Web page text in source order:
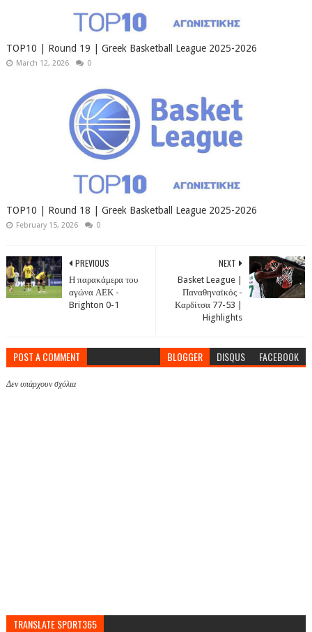
TOP10 | Round 19 | Greek Basketball League 2025-2026
March 12, 2026 0
TOP10 | Round 18 | Greek Basketball League 2025-2026
February 15, 2026 0
NEXT
Basket League |
Παναθηναϊκός -
Καρδίτσα 77-53 |
Highlights
PREVIOUS
Η παρακάμερα του
αγώνα ΑΕΚ -
Brighton 0-1
POST A COMMENT BLOGGER DISQUS FACEBOOK
Δεν υπάρχουν σχόλια
TRANSLATE SPORT365